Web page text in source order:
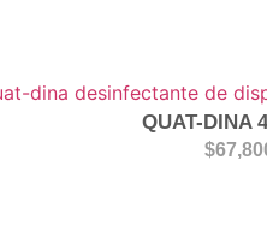
QUAT-DINA
$